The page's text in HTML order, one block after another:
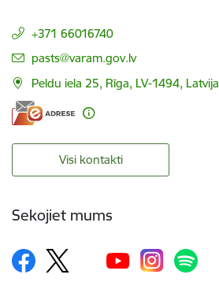
+371 66016740
E-pasts:
pasts@varam.gov.lv
Peldu iela 25, Rīga, LV-1494, Latvija
Visi kontakti
Sekojiet mums